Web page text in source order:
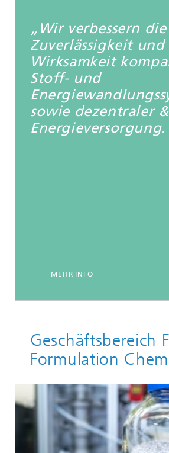
„Wir verbessern die
Zuverlässigkeit und
Wirksamkeit
Stoff- und
sowie dezentraler
MEHR INFO
Geschäftsbereich
Formulation